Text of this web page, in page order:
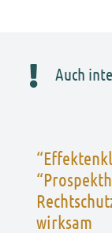
Auch
wirksam